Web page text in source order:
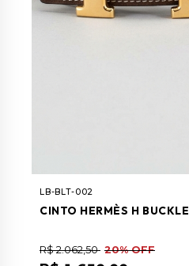
LB-BLT-002
CINTO HERMÈS H BUCKLE
R$ 2.062,50 20% OFF